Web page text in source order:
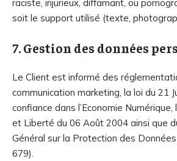
raciste, injurieux, diffamant, ou
soit le support utilisé (texte,
7. Gestion des données
Le Client est informé des
communication marketing, la loi du 21
confiance dans l’Economie
et Liberté du 06 Août 2004 ainsi que
Général sur la Protection des
679).